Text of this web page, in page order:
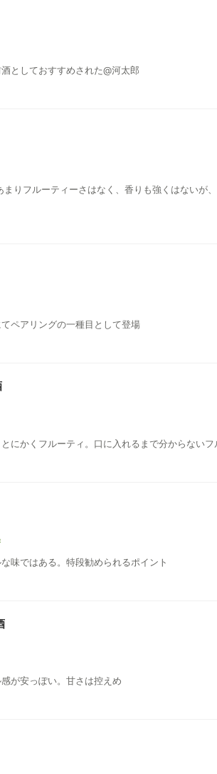
としておすすめされた@河太郎
りフルーティーさはなく、香りも強くはないが
ペアリングの一種目として登場
にかくフルーティ。口に入れるまで分からないフ
味ではある。特段勧められるポイント
が安っぽい。甘さは控えめ